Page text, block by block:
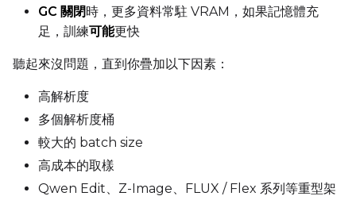
GC 關閉時，更多資料常駐 VRAM，如果記憶體充
足，訓練可能更快
聽起來沒問題，直到你疊加以下因素：
高解析度
多個解析度桶
較大的 batch size
高成本的取樣
Qwen Edit、Z-Image、FLUX / Flex 系列等重型架